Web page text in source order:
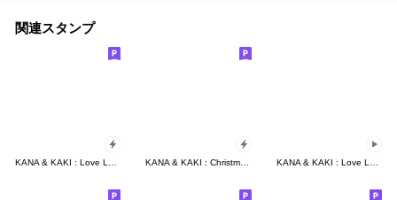
関連スタンプ
KANA & KAKI : Love Love 3 - CN KANA & KAKI : Christmas & New Year KANA & KAKI : Love Love 13